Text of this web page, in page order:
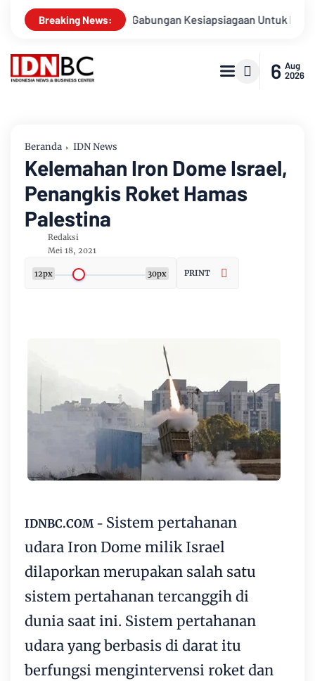
Breaking News:
Apel Gabungan Kesiapsiagaan Untuk Menanggulangi
6 Aug
2026
Beranda IDN News
Kelemahan Iron Dome Israel,
Penangkis Roket Hamas
Palestina
Redaksi
Mei 18, 2021
12px 30px PRINT
IDNBC.COM - Sistem pertahanan
udara Iron Dome milik Israel
dilaporkan merupakan salah satu
sistem pertahanan tercanggih di
dunia saat ini. Sistem pertahanan
udara yang berbasis di darat itu
berfungsi mengintervensi roket dan